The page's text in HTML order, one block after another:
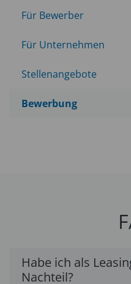
Für Bewerber
Für Unternehmen
Stellenangebote
Bewerbung
Habe ich als
Nachteil?